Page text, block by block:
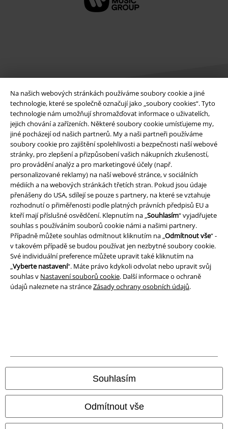
Na našich webových stránkách používáme soubory cookie a jiné
technologie, které se společně označují jako „soubory cookies“. Tyto
technologie nám umožňují shromažďovat informace o uživatelích,
jejich chování a zařízeních. Některé soubory cookie umísťujeme my,
jiné pocházejí od našich partnerů. My a naši partneři používáme
soubory cookie pro zajištění spolehlivosti a bezpečnosti naší webové
stránky, pro zlepšení a přizpůsobení vašich nákupních zkušeností,
pro provádění analýz a pro marketingové účely (např.
personalizované reklamy) na naší webové stránce, v sociálních
médiích a na webových stránkách třetích stran. Pokud jsou údaje
přenášeny do USA, sdílejí se pouze s partnery, na které se vztahuje
rozhodnutí o přiměřenosti podle platných právních předpisů EU a
kteří mají příslušné osvědčení. Klepnutím na „Souhlasím“ vyjadřujete
souhlas s používáním souborů cookie námi a našimi partnery.
Případně můžete souhlas odmítnout kliknutím na „Odmítnout vše“ -
v takovém případě se budou používat jen nezbytné soubory cookie.
Své individuální preference můžete upravit také kliknutím na
„Vyberte nastavení“. Máte právo kdykoli odvolat nebo upravit svůj
souhlas v Nastavení souborů cookie. Další informace o ochraně
údajů naleznete na stránceZásady ochrany osobních údajů.
Souhlasím
Odmítnout vše
Právní informace
Podmínky
Prohlášení
Ochrana osobních údajů
Likvidace odpadu a ochrana životního prostředí
Prohlášení o shodě
Informace o přístupnosti
Nastavení souborů cookie
Naše online obchody
EMP International